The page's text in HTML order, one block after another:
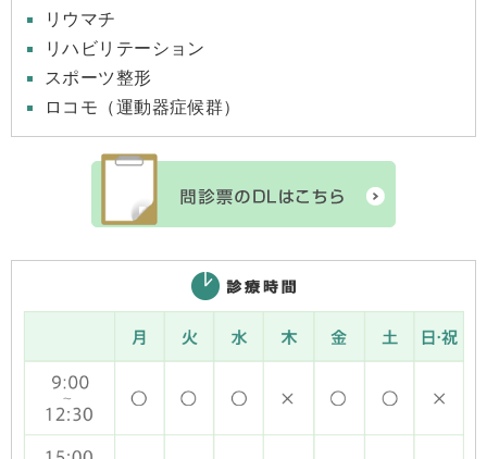
リウマチ
リハビリテーション
スポーツ整形
ロコモ（運動器症候群）